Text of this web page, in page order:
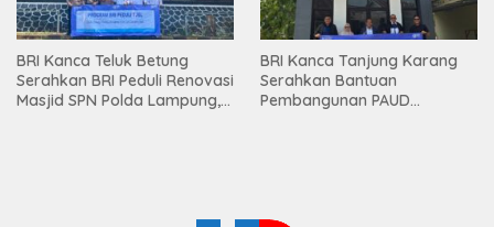
BRI Kanca Teluk Betung
Serahkan BRI Peduli Renovasi
Masjid SPN Polda Lampung,
BRI Kanca Tanjung Karang
Serahkan Bantuan
Pembangunan PAUD